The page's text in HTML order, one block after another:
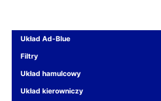
Układ Ad-Blue
Filtry
Układ hamulcowy
Układ kierowniczy